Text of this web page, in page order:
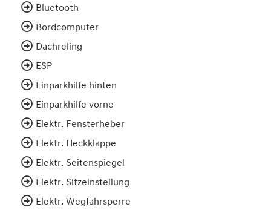
Bluetooth
Bordcomputer
Dachreling
ESP
Einparkhilfe hinten
Einparkhilfe vorne
Elektr. Fensterheber
Elektr. Heckklappe
Elektr. Seitenspiegel
Elektr. Sitzeinstellung
Elektr. Wegfahrsperre